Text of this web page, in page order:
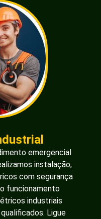
emergencial
instalação,
com segurança
funcionamento
industriais
Ligue